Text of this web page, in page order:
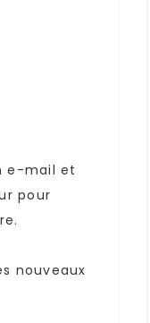
e-mail et
pour
nouveaux